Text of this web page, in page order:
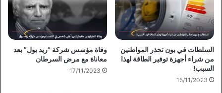
السلطات في بون تحذر المواطنين
من شراء أجهزة توفير الطاقة لهذا
السبب!
15/11/2023
وفاة مؤسس شركة “ريد بول” بعد
معاناة مع مرض السرطان
17/11/2023